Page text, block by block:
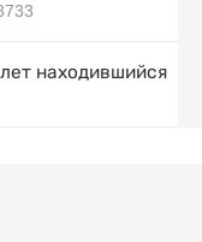
находившийся